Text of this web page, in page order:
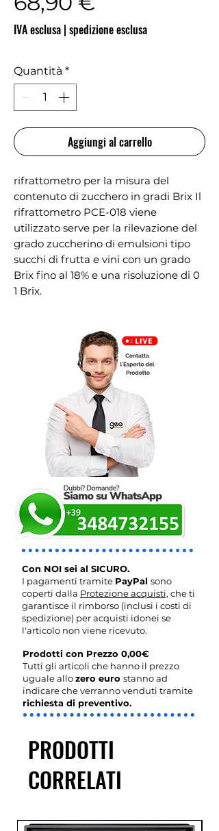
IVA esclusa | spedizione esclusa
Quantità *
Aggiungi al carrello
rifrattometro per la misura del
contenuto di zucchero in gradi Brix Il
rifrattometro PCE-018 viene
utilizzato serve per la rilevazione del
grado zuccherino di emulsioni tipo
succhi di frutta e vini con un grado
Brix fino al 18% e una risoluzione di 0
1 Brix.
Con NOI sei al SICURO.
I pagamenti tramite PayPal sono
coperti dalla Protezione acquisti, che ti
garantisce il rimborso (inclusi i costi di
spedizione) per acquisti idonei se
l'articolo non viene ricevuto.
Prodotti con Prezzo 0,00€
Tutti gli articoli che hanno il prezzo
uguale allozero euro stanno ad
indicare che verranno venduti tramite
richiesta di preventivo.
PRODOTTI
CORRELATI